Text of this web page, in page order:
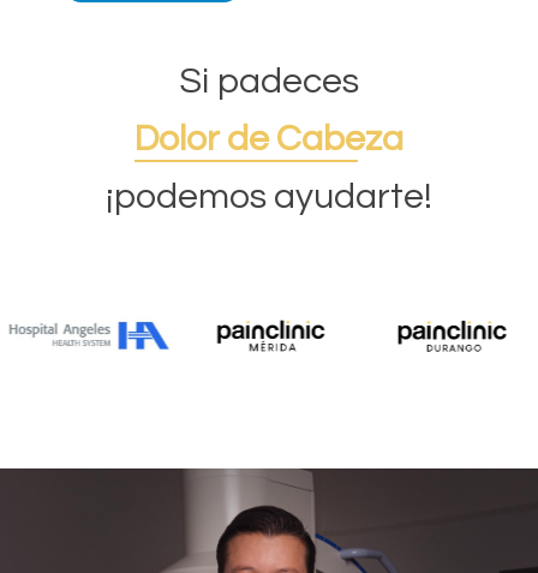
Si padeces
Dolor de Cabeza
¡podemos ayudarte!